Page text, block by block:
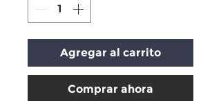
Agregar al carrito
Comprar ahora